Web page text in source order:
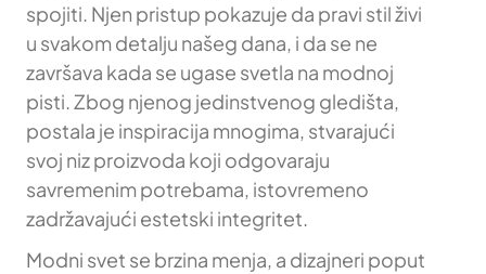
spojiti. Njen pristup pokazuje da pravi stil živi
u svakom detalju našeg dana, i da se ne
završava kada se ugase svetla na modnoj
pisti. Zbog njenog jedinstvenog gledišta,
postala je inspiracija mnogima, stvarajući
svoj niz proizvoda koji odgovaraju
savremenim potrebama, istovremeno
zadržavajući estetski integritet.
Modni svet se brzina menja, a dizajneri poput